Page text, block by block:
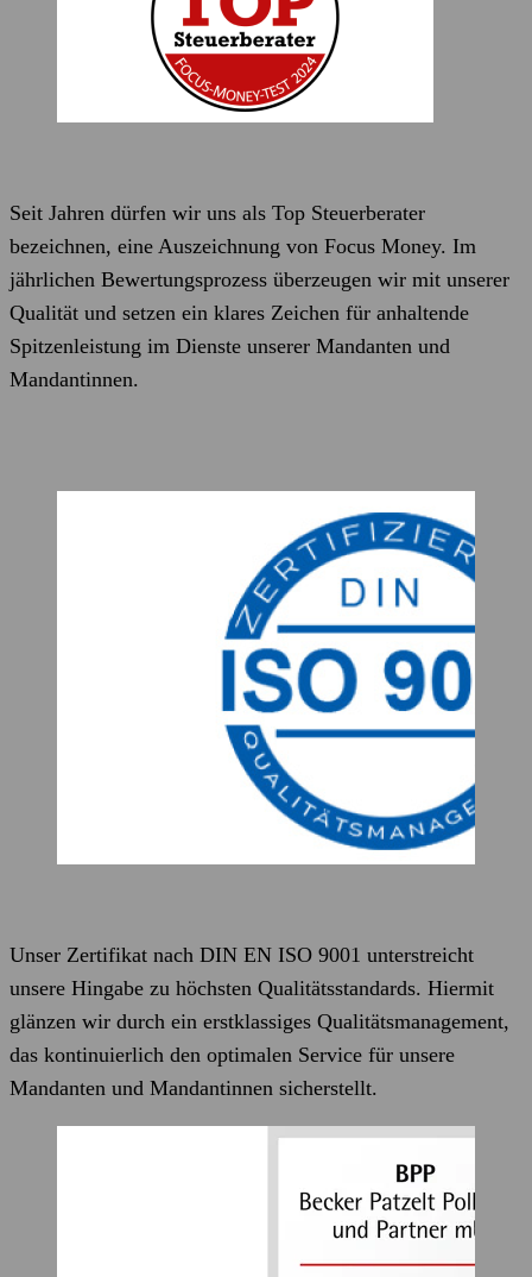
Seit Jahren dürfen wir uns als Top Steuerberater
bezeichnen, eine Auszeichnung von Focus Money. Im
jährlichen Bewertungsprozess überzeugen wir mit unserer
Qualität und setzen ein klares Zeichen für anhaltende
Spitzenleistung im Dienste unserer Mandanten und
Mandantinnen.
Unser Zertifikat nach DIN EN ISO 9001 unterstreicht
unsere Hingabe zu höchsten Qualitätsstandards. Hiermit
glänzen wir durch ein erstklassiges Qualitätsmanagement,
das kontinuierlich den optimalen Service für unsere
Mandanten und Mandantinnen sicherstellt.